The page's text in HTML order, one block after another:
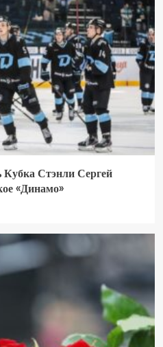
Кубка Стэнли Сергей
«Динамо»